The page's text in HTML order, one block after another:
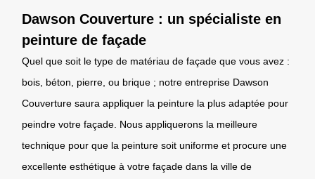
Dawson Couverture : un spécialiste en
peinture de façade
Quel que soit le type de matériau de façade que vous avez :
bois, béton, pierre, ou brique ; notre entreprise Dawson
Couverture saura appliquer la peinture la plus adaptée pour
peindre votre façade. Nous appliquerons la meilleure
technique pour que la peinture soit uniforme et procure une
excellente esthétique à votre façade dans la ville de